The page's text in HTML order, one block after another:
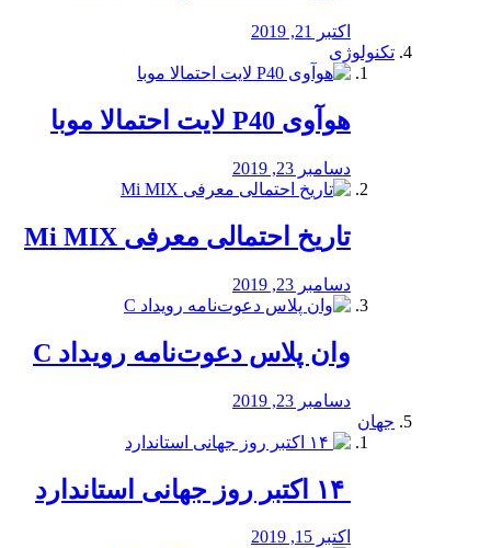
اکتبر 21, 2019
تکنولوژی
هوآوی P40 لایت احتمالا موبا
دسامبر 23, 2019
تاریخ احتمالی معرفی Mi MIX
دسامبر 23, 2019
وان پلاس دعوت‌نامه رویداد C
دسامبر 23, 2019
جهان
اکتبر 15, 2019